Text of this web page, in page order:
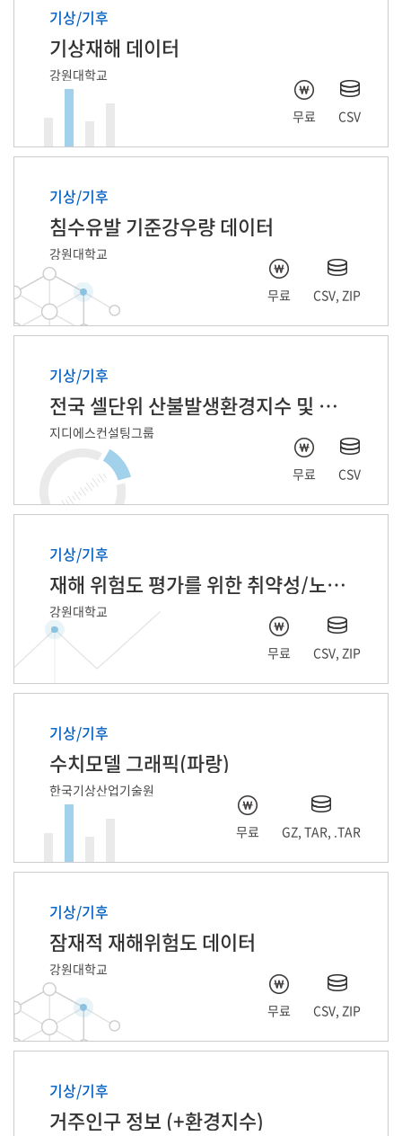
기상/기후
기상재해 데이터
강원대학교
무료 CSV
기상/기후
침수유발 기준강우량 데이터
강원대학교
무료 CSV, ZIP
기상/기후
전국 셀단위 산불발생환경지수 및 발생정보
지디에스컨설팅그룹
무료 CSV
기상/기후
재해 위험도 평가를 위한 취약성/노출성 데이터
강원대학교
무료 CSV, ZIP
기상/기후
수치모델 그래픽(파랑)
한국기상산업기술원
무료 GZ, TAR, .TAR
기상/기후
잠재적 재해위험도 데이터
강원대학교
무료 CSV, ZIP
기상/기후
거주인구 정보 (+환경지수)